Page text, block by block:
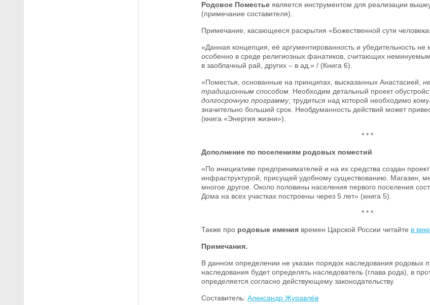
Родовое Поместье является инструментом для реализации
(примечание составителя).
Примечание, касающееся раскрытия «Божественной сути
«Данная концепция, её аргументированность и убедительность не
особенно в среде религиозных фанатиков, считающих
в заоблачный рай, других – в ад.» / (Книга 6).
«Поместья, основанные на принципах, высказанных Анастасией,
традиционным способом. Необходим детальный проект
долгосрочную программу, трудиться над которой необходимо
значительно больший срок. Необдуманность действий может
(книга «Энергия жизни»).
* * *
Дополнение по поселениям родовых поместий
«По инициативе предпринимателей и на их средства создан
инфраструктурой, присущей удобному существованию. Магазин,
многое другое. Около половины населения первого поселения
Дома на всех участках построены через 5 лет» (книга 5).
* * *
Также про родовые имения времен Царской России читайте в
Примечания.
В данном определении не указан порядок наследования родовых
наследования будет определять наследователь (глава рода), в
определяется согласно действующему законодательству.
Составитель: Александр Журавлёв